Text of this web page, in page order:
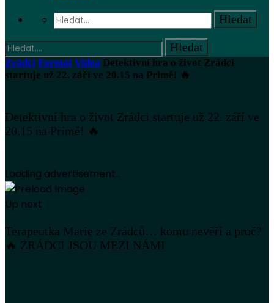
Zrádci Formát Videa Detektivní hra o život Zrádci
startuje už 22. září ve 20.15 na Primě! 🔥
Detektivní hra o život Zrádci startuje už 22. září ve
20.15 na Primě! 🔥
Loading advertisement...
Up next
Terapeutka Marie ze Zrádců… komu nevěří a proč?
🔥 ZRÁDCI JSOU MEZI NÁMI